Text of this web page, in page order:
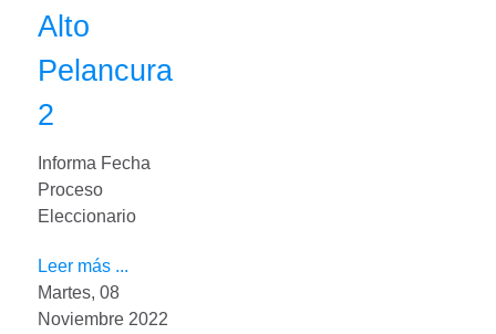
Alto
Pelancura
2
Informa Fecha
Proceso
Eleccionario
Leer más ...
Martes, 08
Noviembre 2022